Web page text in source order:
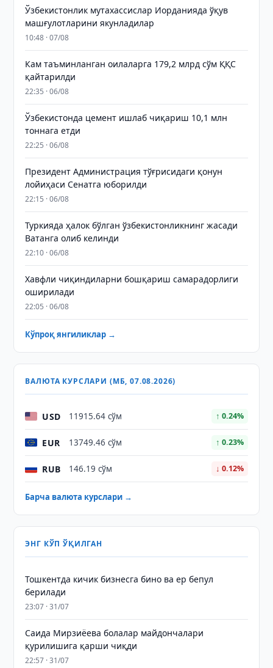
Ўзбекистонлик мутахассислар Иорданияда ўқув
машғулотларини якунладилар
10:48 · 07/08
Кам таъминланган оилаларга 179,2 млрд сўм ҚҚС
қайтарилди
22:35 · 06/08
Ўзбекистонда цемент ишлаб чиқариш 10,1 млн
тоннага етди
22:25 · 06/08
Президент Администрация тўғрисидаги қонун
лойиҳаси Сенатга юборилди
22:15 · 06/08
Туркияда ҳалок бўлган ўзбекистонликнинг жасади
Ватанга олиб келинди
22:10 · 06/08
Хавфли чиқиндиларни бошқариш самарадорлиги
оширилади
22:05 · 06/08
Кўпроқ янгиликлар →
ВАЛЮТА КУРСЛАРИ (МБ, 07.08.2026)
USD 11915.64 сўм ↑ 0.24%
EUR 13749.46 сўм ↑ 0.23%
RUB 146.19 сўм ↓ 0.12%
Барча валюта курслари →
ЭНГ КЎП ЎҚИЛГАН
Тошкентда кичик бизнесга бино ва ер бепул
берилади
23:07 · 31/07
Саида Мирзиёева болалар майдончалари
қурилишига қарши чиқди
22:57 · 31/07